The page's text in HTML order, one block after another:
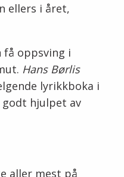
ellers i året,
få oppsving i
Hans Børlis
lyrikkboka i
hjulpet av
aller mest på